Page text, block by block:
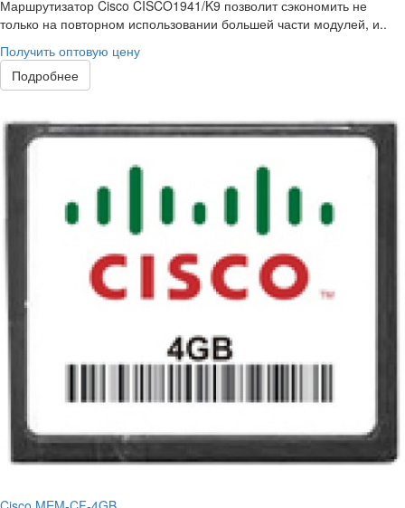
Маршрутизатор Cisco CISCO1941/K9 позволит сэкономить не
только на повторном использовании большей части модулей, и..
Получить оптовую цену
Подробнее